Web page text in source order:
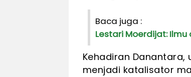
Baca juga :
Lestari Moerdijat:
Kehadiran Danantara,
menjadi katalisator